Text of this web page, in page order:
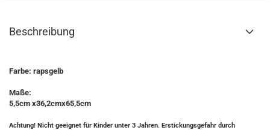
Beschreibung
Farbe: rapsgelb
Maße:
5,5cm x36,2cmx65,5cm
Achtung! Nicht geeignet für Kinder unter 3 Jahren. Erstickungsgefahr durch